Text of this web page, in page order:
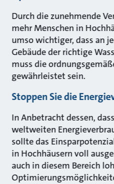
Durch die zunehmende
mehr Menschen in
umso wichtiger, dass an
Gebäude der richtige
muss die
gewährleistet sein.
Stoppen Sie die
In Anbetracht dessen,
weltweiten
sollte das
in Hochhäusern voll
auch in diesem Bereich